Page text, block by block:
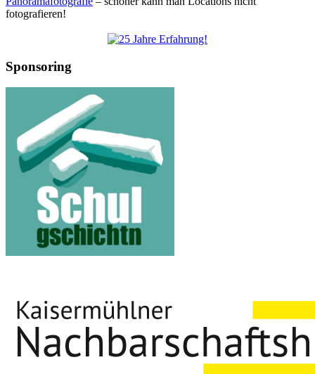
fotografieren!
Sponsoring